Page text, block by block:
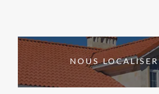
NOUS LOCALISER